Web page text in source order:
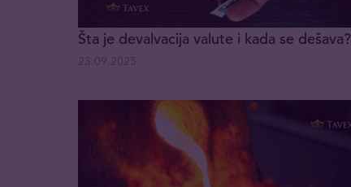
Šta je devalvacija valute i kada se dešava?